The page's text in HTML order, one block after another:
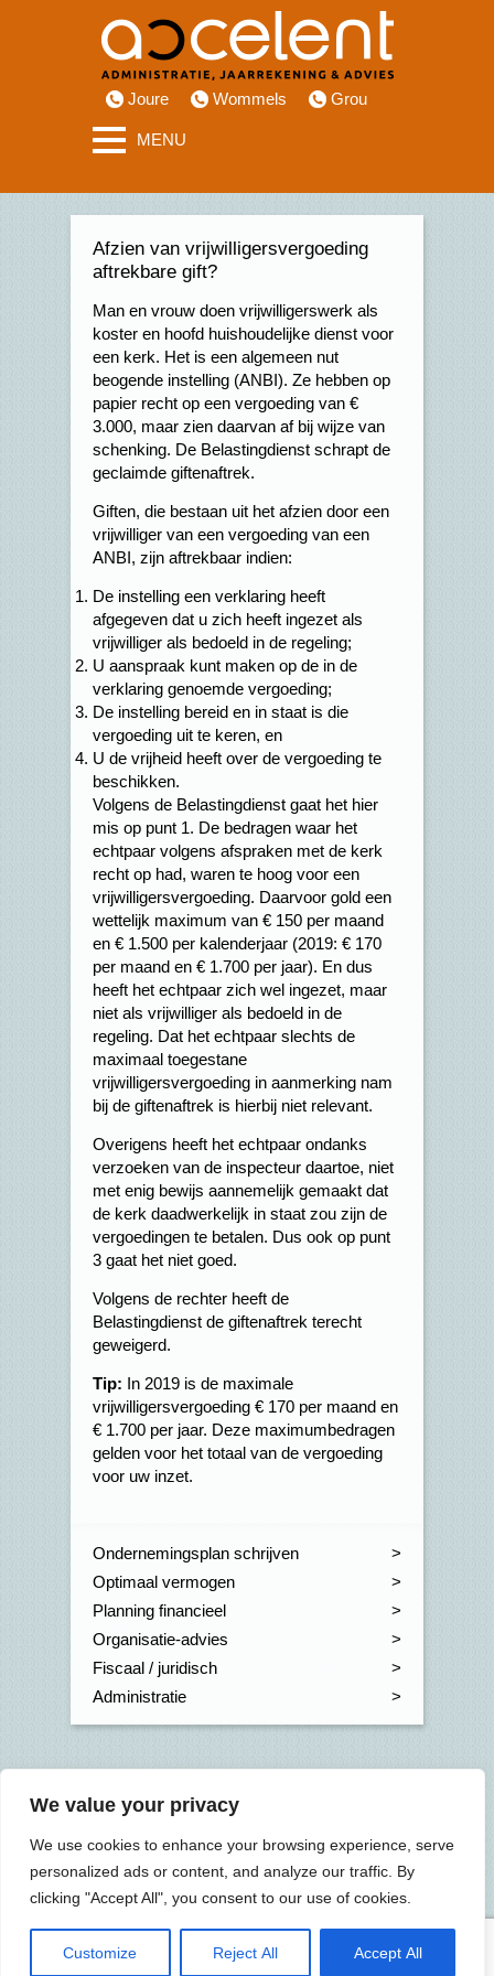
We value your privacy
We use cookies to enhance your browsing experience, serve
personalized ads or content, and analyze our traffic. By
clicking "Accept All", you consent to our use of cookies.
Customize Reject All Accept All
Joure Wommels Grou
MENU
Afzien van vrijwilligersvergoeding
aftrekbare gift?
Man en vrouw doen vrijwilligerswerk als
koster en hoofd huishoudelijke dienst voor
een kerk. Het is een algemeen nut
beogende instelling (ANBI). Ze hebben op
papier recht op een vergoeding van €
3.000, maar zien daarvan af bij wijze van
schenking. De Belastingdienst schrapt de
geclaimde giftenaftrek.
Giften, die bestaan uit het afzien door een
vrijwilliger van een vergoeding van een
ANBI, zijn aftrekbaar indien:
De instelling een verklaring heeft
afgegeven dat u zich heeft ingezet als
vrijwilliger als bedoeld in de regeling;
U aanspraak kunt maken op de in de
verklaring genoemde vergoeding;
De instelling bereid en in staat is die
vergoeding uit te keren, en
U de vrijheid heeft over de vergoeding te
beschikken.
Volgens de Belastingdienst gaat het hier
mis op punt 1. De bedragen waar het
echtpaar volgens afspraken met de kerk
recht op had, waren te hoog voor een
vrijwilligersvergoeding. Daarvoor gold een
wettelijk maximum van € 150 per maand
en € 1.500 per kalenderjaar (2019: € 170
per maand en € 1.700 per jaar). En dus
heeft het echtpaar zich wel ingezet, maar
niet als vrijwilliger als bedoeld in de
regeling. Dat het echtpaar slechts de
maximaal toegestane
vrijwilligersvergoeding in aanmerking nam
bij de giftenaftrek is hierbij niet relevant.
Overigens heeft het echtpaar ondanks
verzoeken van de inspecteur daartoe, niet
met enig bewijs aannemelijk gemaakt dat
de kerk daadwerkelijk in staat zou zijn de
vergoedingen te betalen. Dus ook op punt
3 gaat het niet goed.
Volgens de rechter heeft de
Belastingdienst de giftenaftrek terecht
geweigerd.
Tip: In 2019 is de maximale
vrijwilligersvergoeding € 170 per maand en
€ 1.700 per jaar. Deze maximumbedragen
gelden voor het totaal van de vergoeding
voor uw inzet.
Ondernemingsplan schrijven
Optimaal vermogen
Planning financieel
Organisatie-advies
Fiscaal / juridisch
Administratie
Onze kantoren
0515 43 00 96
Grou
0566 62 13 37 >
Accelent BV KvK 01115257 info@accelent.nl
algemene voorwaarden